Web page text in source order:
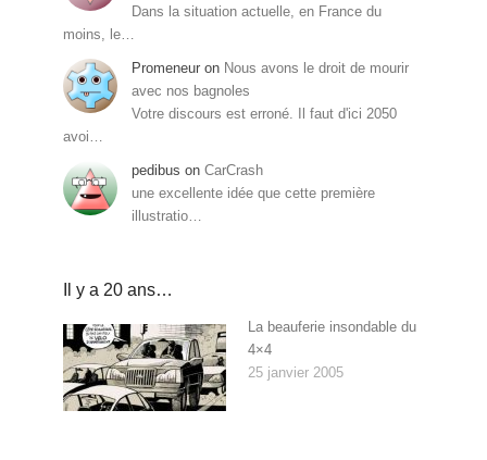
Dans la situation actuelle, en France du
moins, le…
Promeneur on Nous avons le droit de mourir
avec nos bagnoles
Votre discours est erroné. Il faut d'ici 2050
avoi…
pedibus on CarCrash
une excellente idée que cette première
illustratio…
Il y a 20 ans…
La beauferie insondable du
4×4
25 janvier 2005